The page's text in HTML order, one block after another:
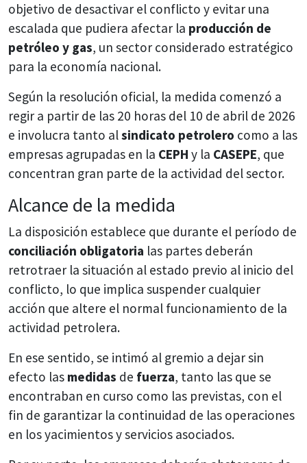
objetivo de desactivar el conflicto y evitar una
escalada que pudiera afectar la producción de
petróleo y gas, un sector considerado estratégico
para la economía nacional.
Según la resolución oficial, la medida comenzó a
regir a partir de las 20 horas del 10 de abril de 2026
e involucra tanto alsindicato petrolero como a las
empresas agrupadas en la CEPH y la CASEPE, que
concentran gran parte de la actividad del sector.
Alcance de la medida
La disposición establece que durante el período de
conciliación obligatoria las partes deberán
retrotraer la situación al estado previo al inicio del
conflicto, lo que implica suspender cualquier
acción que altere el normal funcionamiento de la
actividad petrolera.
En ese sentido, se intimó al gremio a dejar sin
efecto las medidas de fuerza, tanto las que se
encontraban en curso como las previstas, con el
fin de garantizar la continuidad de las operaciones
en los yacimientos y servicios asociados.